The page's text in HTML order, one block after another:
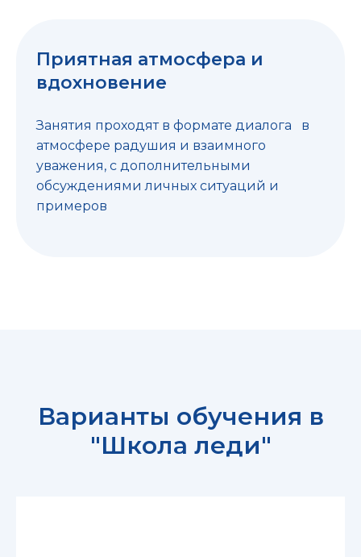
Приятная атмосфера и
вдохновение
Занятия проходят в формате диалога в
атмосфере радушия и взаимного
уважения, с дополнительными
обсуждениями личных ситуаций и
примеров
Варианты обучения в
"Школа леди"